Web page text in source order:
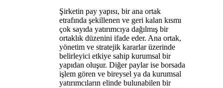
Şirketin pay yapısı, bir ana ortak
etrafında şekillenen ve geri kalan kısmı
çok sayıda yatırımcıya dağılmış bir
ortaklık düzenini ifade eder. Ana ortak,
yönetim ve stratejik kararlar üzerinde
belirleyici etkiye sahip kurumsal bir
yapıdan oluşur. Diğer paylar ise borsada
işlem gören ve bireysel ya da kurumsal
yatırımcıların elinde bulunabilen bir